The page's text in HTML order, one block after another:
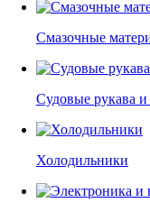
Смазочные
Судовые рукава
Холодильники